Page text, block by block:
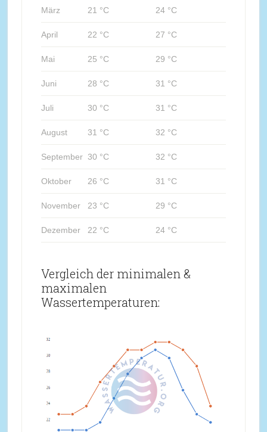
März 21 °C 24 °C
April 22 °C 27 °C
Mai 25 °C 29 °C
Juni 28 °C 31 °C
Juli 30 °C 31 °C
August 31 °C 32 °C
September 30 °C 32 °C
Oktober 26 °C 31 °C
November 23 °C 29 °C
Dezember 22 °C 24 °C
Vergleich der minimalen &
maximalen
Wassertemperaturen: